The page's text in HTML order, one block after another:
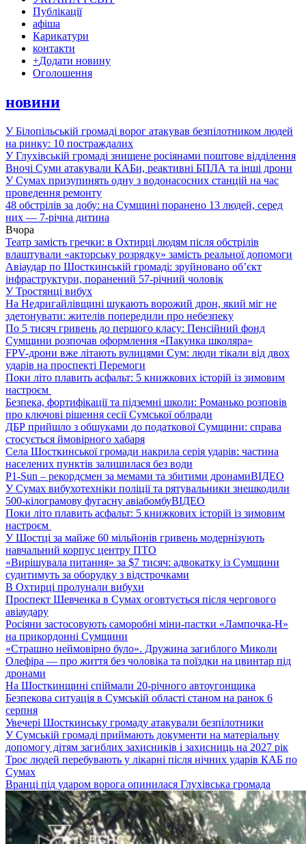
Публікації
афіша
Карикатури
контакти
+Додати новину
Оголошення
новини
У Білопільській громаді ворог атакував безпілотником людей
на ринку: 10 постраждалих
У Глухівській громаді знищене росіянами поштове відділення
Вночі Суми атакували КАБи, реактивні БПЛА та інші дрони
У Сумах призупинять одну з водонасосних станцій на час
проведення ремонту
48 обстрілів за добу: на Сумщині поранено 13 людей, серед
них — 7-річна дитина
Вчора
Театр замість гречки: в Охтирці людям після обстрілів
влаштували «акторську розрядку» замість реальної допомоги
Авіаудар по Шосткинській громаді: зруйновано об’єкт
інфраструктури, поранений 57-річний чоловік
У Тростянці вибух
На Недригайлівщині шукають ворожий дрон, який міг не
здетонувати: жителів попередили про небезпеку
По 5 тисяч гривень до першого класу: Пенсійний фонд
Сумщини розпочав оформлення «Пакунка школяра»
FPV-дрони вже літають вулицями Сум: люди тікали від двох
ударів на проспекті Перемоги
Поки літо плавить асфальт: 5 книжкових історій із зимовим
настроєм
Безпека, фортифікації та підземні школи: Романько розповів
про ключові рішення сесії Сумської облради
ДБР прийшло з обшуками до податкової Сумщини: справа
стосується ймовірного хабаря
Села Шосткинської громади накрила серія ударів: частина
населених пунктів залишилася без води
P1-Sun – рекордсмен за мемами та збитими дронамиВІДЕО
У Сумах вибухотехніки поліції та рятувальники знешкодили
500-кілограмову фугасну авіабомбуВІДЕО
Поки літо плавить асфальт: 5 книжкових історій із зимовим
настроєм
У Шостці за майже 60 мільйонів гривень модернізують
навчальний корпус центру ПТО
«Вирішувала питання» за $7 тисяч: адвокатку із Сумщини
судитимуть за оборудку з відстрочками
В Охтирці пролунали вибухи
Проспект Шевченка в Сумах оговтується після чергового
авіаудару
Росіяни застосовують саморобні міни-пастки «Лампочка-Н»
на прикордонні Сумщини
«Страшно неймовірно було». Дружина загиблого Миколи
Олефіра — про життя без чоловіка та поїздки на цвинтар під
дронами
На Шосткинщині спіймали 20-річного автоугонщика
Безпекова ситуація в Сумській області станом на ранок 6
серпня
Увечері Шосткинську громаду атакували безпілотники
У Сумській громаді приймають документи на матеріальну
допомогу дітям загиблих захисників і захисниць на 2027 рік
Троє людей перебувають у лікарні після нічних ударів КАБ по
Сумах
Вранці під ударом ворога опинилася Глухівська громада